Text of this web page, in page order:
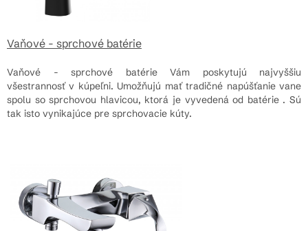
Vaňové - sprchové batérie
Vaňové - sprchové batérie Vám poskytujú najvyššiu
všestrannosť v kúpeľni. Umožňujú mať tradičné napúšťanie vane
spolu so sprchovou hlavicou, ktorá je vyvedená od batérie . Sú
tak isto vynikajúce pre sprchovacie kúty.